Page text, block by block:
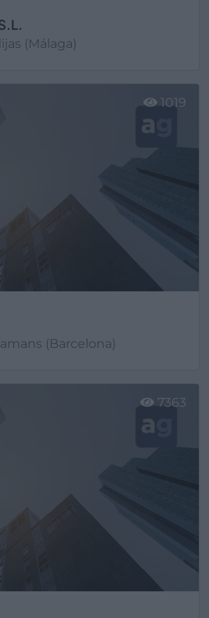
(Málaga)
(Barcelona)
1019
7363